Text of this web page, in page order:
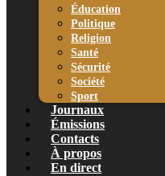
Éducation
Politique
Religion
Santé
Sécurité
Société
Sport
Journaux
Émissions
Contacts
À propos
En direct